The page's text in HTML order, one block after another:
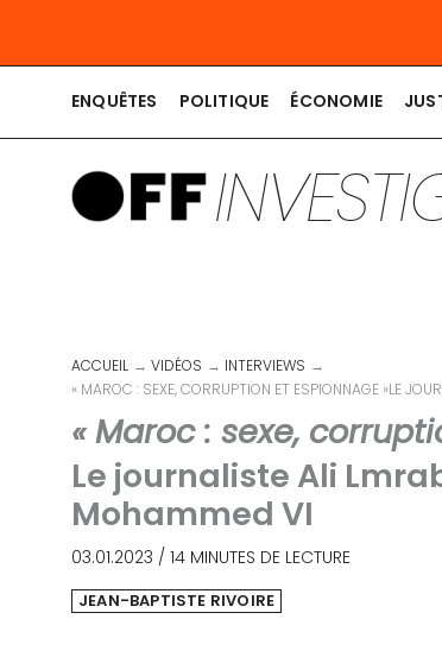
au
contenuENQUÊTES POLITIQUE ÉCONOMIE
ACCUEIL VIDÉOS
INTERVIEWS
« MAROC : SEXE, CORRUPTION ET ESPIONNAGE »LE
« Maroc : sexe,
Le journaliste Ali
Mohammed VI
03.01.2023 / 14 MINUTES DE LECTURE
JEAN-BAPTISTE RIVOIRE